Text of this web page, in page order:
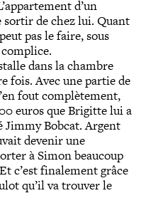
d’un
sortir de chez lui. Quant
pas le faire, sous
dans la chambre
fois. Avec une partie de
fout complètement,
euros que Brigitte lui a
Jimmy Bobcat. Argent
devenir une
à Simon beaucoup
c’est finalement grâce
qu’il va trouver le